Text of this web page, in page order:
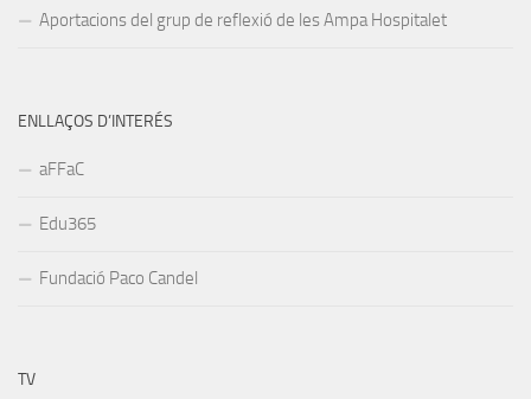
Aportacions del grup de reflexió de les Ampa Hospitalet
ENLLAÇOS D’INTERÉS
aFFaC
Edu365
Fundació Paco Candel
TV